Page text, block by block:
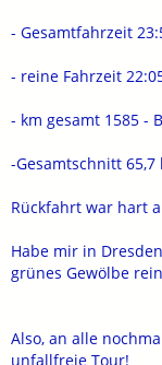
- Gesamtfahrzeit
- reine Fahrzeit
- km gesamt 1585 -
-Gesamtschnitt
Rückfahrt war hart
Habe mir in
grünes Gewölbe
Also, an alle
unfallfreie Tour!